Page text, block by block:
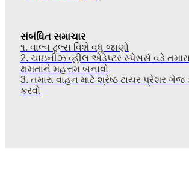
સંબંધિત સમાચાર
૧. વાલ્વ ટૂલ્સ વિશે વધુ જાણો
2. ચાઇનીઝ વ્હીલ એડેપ્ટર સ્પેસર્સ વડે
ક્ષમતાને મહત્તમ બનાવો
3. તમારા વાહન માટે શ્રેષ્ઠ ટાયર પ્રેશર ગેજ
કરવો